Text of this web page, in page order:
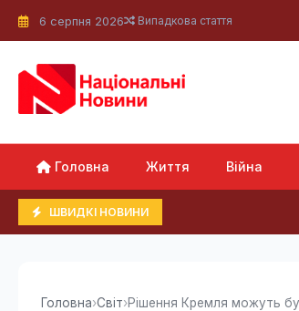
6 серпня 2026 Випадкова стаття
Головна Життя Війна
ШВИДКІ НОВИНИ
Головна›Світ›